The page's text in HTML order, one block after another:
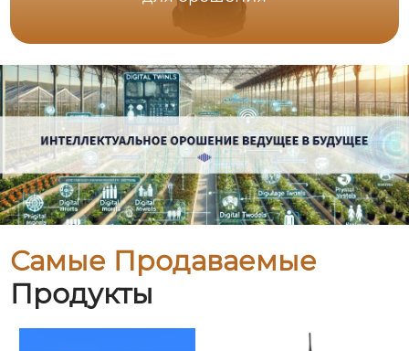
Самые Продаваемые
Продукты